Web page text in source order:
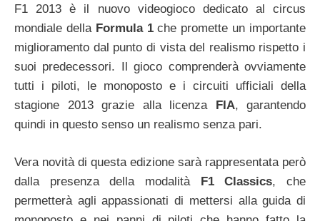
F1 2013 è il nuovo videogioco dedicato al circus
mondiale della Formula 1che promette un importante
miglioramento dal punto di vista del realismo rispetto i
suoi predecessori. Il gioco comprenderà ovviamente
tutti i piloti, le monoposto e i circuiti ufficiali della
stagione 2013 grazie alla licenza
FIA, garantendo
quindi in questo senso un realismo senza pari.
Vera novità di questa edizione sarà rappresentata però
dalla presenza della modalità F1 Classics, che
permetterà agli appassionati di mettersi alla guida di